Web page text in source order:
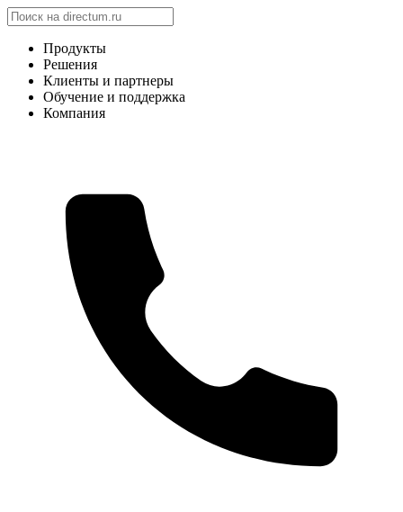
Продукты
Решения
Клиенты и партнеры
Обучение и поддержка
Компания